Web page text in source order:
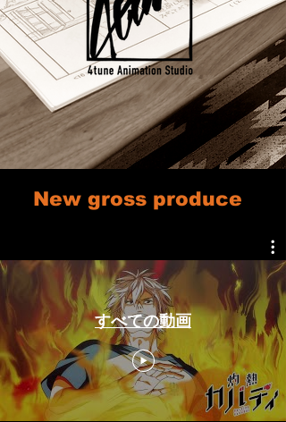
​ New gross produce
すべての動画